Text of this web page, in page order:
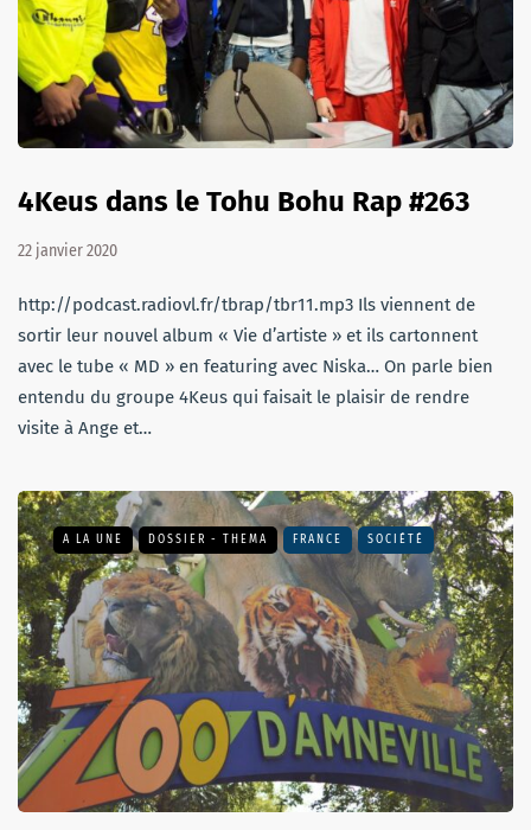
4Keus dans le Tohu Bohu Rap #263
22 janvier 2020
http://podcast.radiovl.fr/tbrap/tbr11.mp3 Ils viennent de
sortir leur nouvel album « Vie d’artiste » et ils cartonnent
avec le tube « MD » en featuring avec Niska… On parle bien
entendu du groupe 4Keus qui faisait le plaisir de rendre
visite à Ange et…
A LA UNE DOSSIER - THEMA FRANCE SOCIÉTÉ